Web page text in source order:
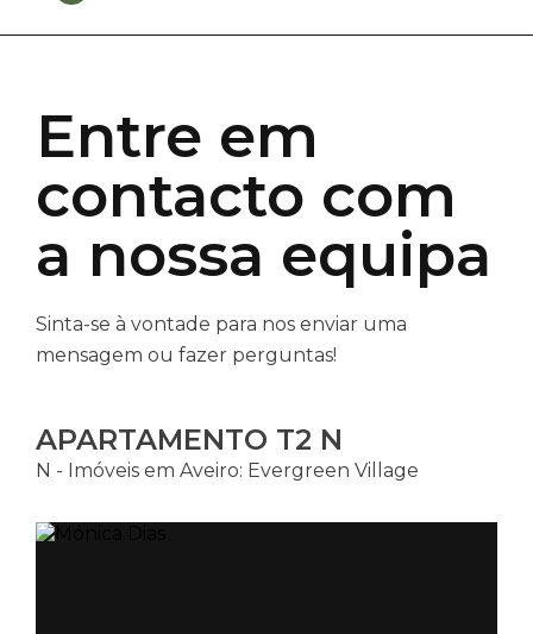
Entre em
contacto com
a nossa equipa
Sinta-se à vontade para nos enviar uma
mensagem ou fazer perguntas!
APARTAMENTO T2 N
N - Imóveis em Aveiro: Evergreen Village